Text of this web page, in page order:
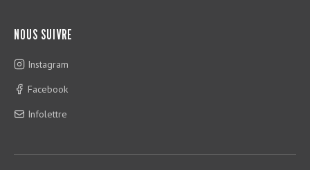
NOUS SUIVRE
Instagram
Facebook
Infolettre